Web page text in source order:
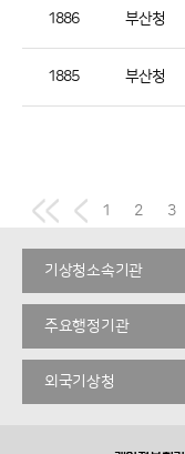
1886 부산청
1885 부산청
1 2 3
기상청소속기관
주요행정기관
외국기상청